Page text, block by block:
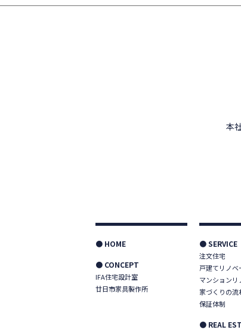
本
● HOME
● CONCEPT
IFA住宅設計室
廿日市家具製作所
● SERVICE
注文住宅
戸建てリノベ
マンションリ
家づくりの流
保証体制
● REAL